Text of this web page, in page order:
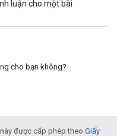
luận cho một bài
cho bạn không?
được cấp phép theo Giấy